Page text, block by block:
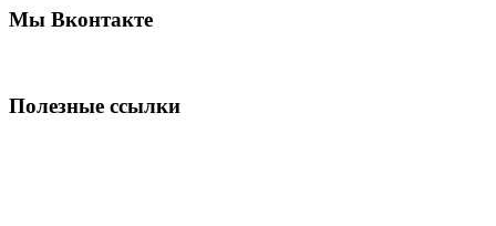
Мы Вконтакте
Полезные ссылки